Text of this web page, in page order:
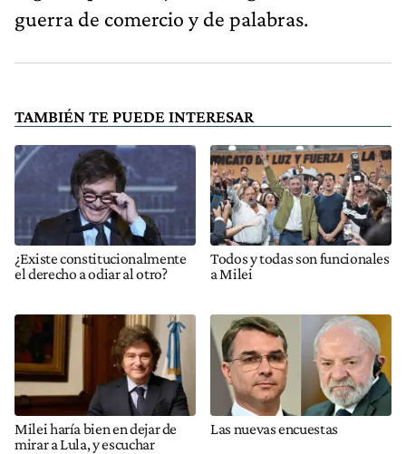
guerra de comercio y de palabras.
TAMBIÉN TE PUEDE INTERESAR
¿Existe constitucionalmente
el derecho a odiar al otro?
Todos y todas son funcionales
a Milei
Milei haría bien en dejar de
mirar a Lula, y escuchar
Las nuevas encuestas